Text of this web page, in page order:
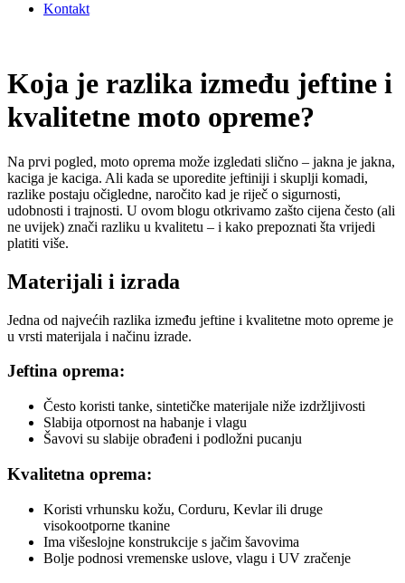
Kontakt
Koja je razlika između jeftine i
kvalitetne moto opreme?
Na prvi pogled, moto oprema može izgledati slično – jakna je jakna,
kaciga je kaciga. Ali kada se uporedite jeftiniji i skuplji komadi,
razlike postaju očigledne, naročito kad je riječ o sigurnosti,
udobnosti i trajnosti. U ovom blogu otkrivamo zašto cijena često (ali
ne uvijek) znači razliku u kvalitetu – i kako prepoznati šta vrijedi
platiti više.
Materijali i izrada
Jedna od najvećih razlika između jeftine i kvalitetne moto opreme je
u vrsti materijala i načinu izrade.
Jeftina oprema:
Često koristi tanke, sintetičke materijale niže izdržljivosti
Slabija otpornost na habanje i vlagu
Šavovi su slabije obrađeni i podložni pucanju
Kvalitetna oprema:
Koristi vrhunsku kožu, Corduru, Kevlar ili druge
visokootporne tkanine
Ima višeslojne konstrukcije s jačim šavovima
Bolje podnosi vremenske uslove, vlagu i UV zračenje